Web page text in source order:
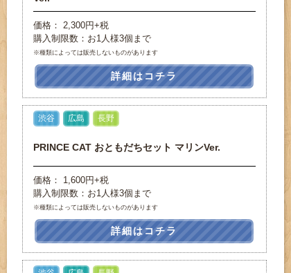
価格： 2,300円+税
購入制限数：お1人様3個まで
※種類によっては販売しないものがあります
詳細はコチラ
渋谷 広島 長野
PRINCE CAT おともだちセット マリンVer.
価格： 1,600円+税
購入制限数：お1人様3個まで
※種類によっては販売しないものがあります
詳細はコチラ